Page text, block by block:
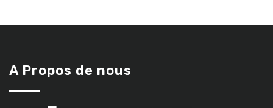
A Propos de nous